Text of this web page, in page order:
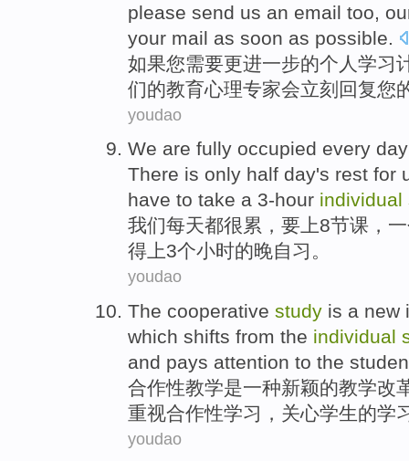
please send us an email too
your mail as soon as possible.
如果您需要更进一步的个人 学习
们的教育心理专家会立刻回复您
youdao
We are fully occupied every day
There is only half day's rest for
have to take a 3-hour individual
我们每天都很累， 要 上8节课 ， 一
得 上3个小时的晚自习。
youdao
The cooperative study is a new
which shifts from the individual
and pays attention to the
合作性教学是一种新颖的教学改
重视合作性学习，关心学生的学
youdao